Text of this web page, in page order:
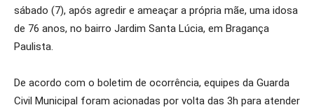
sábado (7), após agredir e ameaçar a própria mãe, uma idosa
de 76 anos, no bairro Jardim Santa Lúcia, em Bragança
Paulista.
De acordo com o boletim de ocorrência, equipes da Guarda
Civil Municipal foram acionadas por volta das 3h para atender